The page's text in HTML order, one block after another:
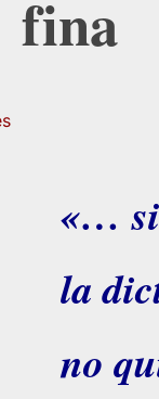
fina
«… si
la
no